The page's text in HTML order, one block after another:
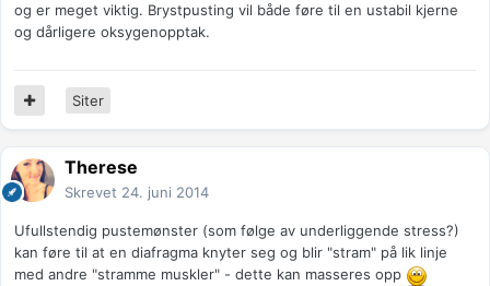
og er meget viktig. Brystpusting vil både føre til en ustabil kjerne
og dårligere oksygenopptak.
Siter
Therese
Skrevet 24. juni 2014
Ufullstendig pustemønster (som følge av underliggende stress?)
kan føre til at en diafragma knyter seg og blir "stram" på lik linje
med andre "stramme muskler" - dette kan masseres opp